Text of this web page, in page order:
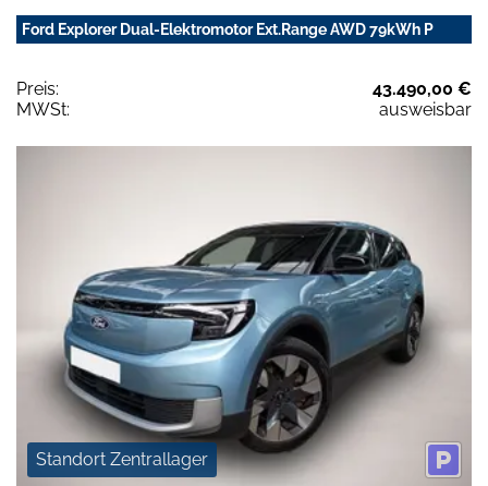
Ford Explorer Dual-Elektromotor Ext.Range AWD 79kWh P
Preis:
43.490,00 €
MWSt:
ausweisbar
Standort Zentrallager